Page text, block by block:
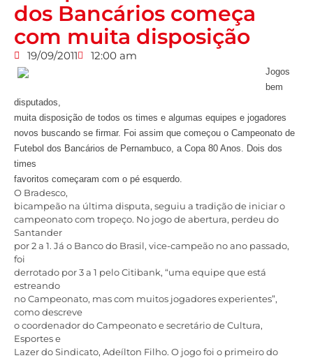
dos Bancários começa
com muita disposição
19/09/2011 12:00 am
Jogos
bem
disputados,
muita disposição de todos os times e algumas equipes e jogadores
novos buscando se firmar. Foi assim que começou o Campeonato de
Futebol dos Bancários de Pernambuco, a Copa 80 Anos. Dois dos
times
favoritos começaram com o pé esquerdo.
O Bradesco,
bicampeão na última disputa, seguiu a tradição de iniciar o
campeonato com tropeço. No jogo de abertura, perdeu do
Santander
por 2 a 1. Já o Banco do Brasil, vice-campeão no ano passado,
foi
derrotado por 3 a 1 pelo Citibank, “uma equipe que está
estreando
no Campeonato, mas com muitos jogadores experientes”,
como descreve
o coordenador do Campeonato e secretário de Cultura,
Esportes e
Lazer do Sindicato, Adeílton Filho. O jogo foi o primeiro do